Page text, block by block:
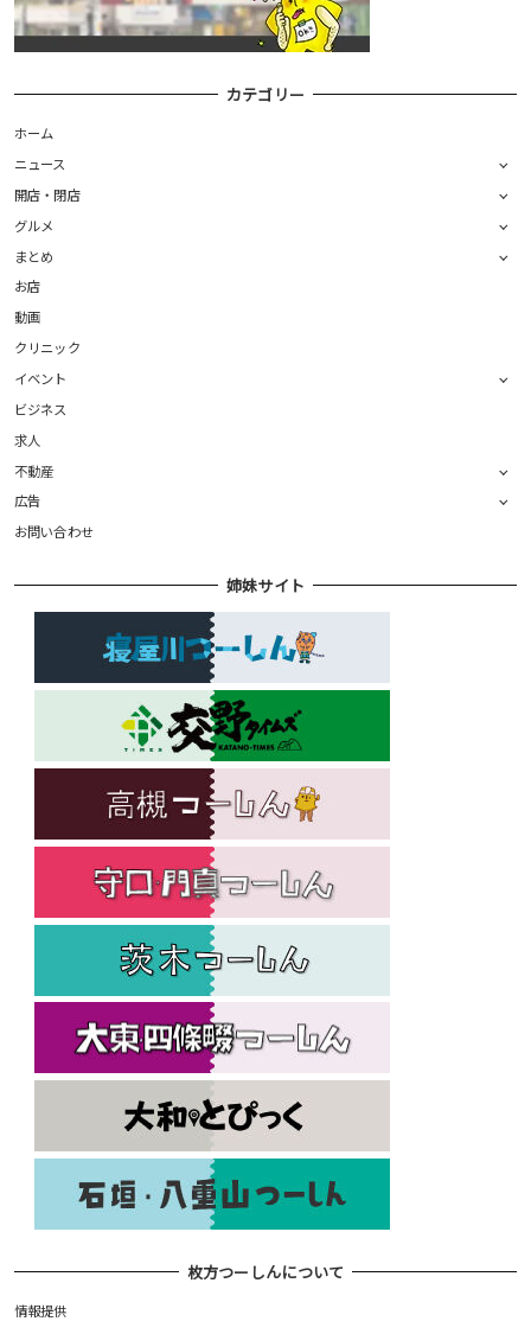
カテゴリー
ホーム
ニュース
開店・閉店
グルメ
まとめ
お店
動画
クリニック
イベント
ビジネス
求人
不動産
広告
お問い合わせ
姉妹サイト
枚方つーしんについて
情報提供